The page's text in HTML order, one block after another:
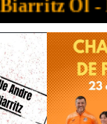
: Biarritz